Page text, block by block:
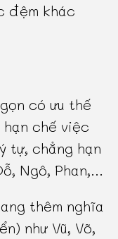
đệm khác
có ưu thế
hạn chế việc
tự, chẳng hạn
Ngô, Phan,...
thêm nghĩa
như Vũ, Võ,